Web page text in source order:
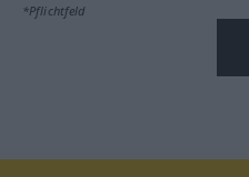
*Pflichtfeld